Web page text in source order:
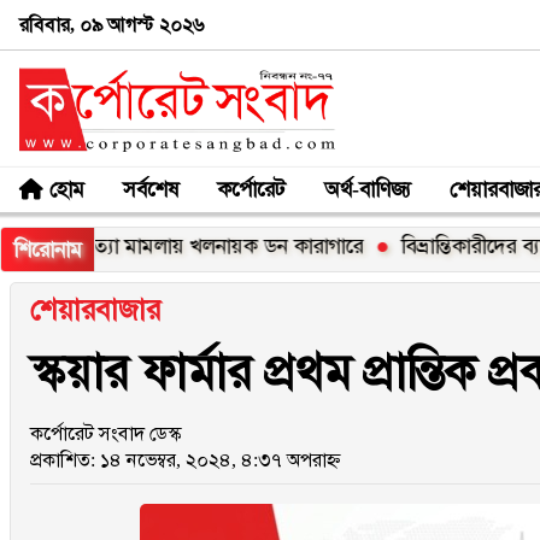
রবিবার, ০৯ আগস্ট ২০২৬
হোম সর্বশেষ কর্পোরেট অর্থ-বাণিজ্য
শিরোনাম
হত্যা মামলায় খলনায়ক ডন কারাগারে বিভ্রান্তিকারীদের ব্যাপারে
শেয়ারবাজার
স্কয়ার ফার্মার প্রথম প্রান্তিক
কর্পোরেট সংবাদ ডেস্ক
প্রকাশিত: ১৪ নভেম্বর, ২০২৪, ৪:৩৭ অপরাহ্ন